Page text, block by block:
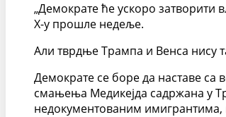
„Демократе ће ускоро затворити
X-у прошле недеље.
Али тврдње Трампа и Венса нису
Демократе се боре да наставе
смањења Медикејда садржана у
недокументованим